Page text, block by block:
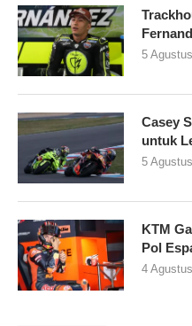
5
Casey
untuk
5
KTM
Pol
4